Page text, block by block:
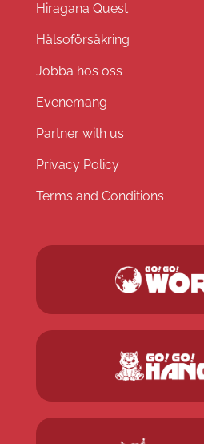
Hiragana Quest
Hälsoförsäkring
Jobba hos oss
Evenemang
Partner with us
Privacy Policy
Terms and Conditions